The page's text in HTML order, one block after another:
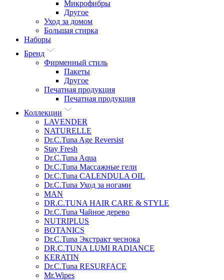
Микрофибры
Другое
Уход за домом
Большая стирка
Наборы
Бренд
Фирменный стиль
Пакеты
Другое
Печатная продукция
Печатная продукция
Коллекции
LAVENDER
NATURELLE
Dr.C.Tuna Age Reversist
Stay Fresh
Dr.C.Tuna Aqua
Dr.C.Tuna Массажные гели
Dr.C.Tuna CALENDULA OIL
Dr.C.Tuna Уход за ногами
MAN
DR.C.TUNA HAIR CARE & STYLE
Dr.C.Tuna Чайное дерево
NUTRIPLUS
BOTANICS
Dr.C.Tuna Экстракт чеснока
DR.C.TUNA LUMI RADIANCE
KERATIN
Dr.C.Tuna RESURFACE
Mr.Wipes